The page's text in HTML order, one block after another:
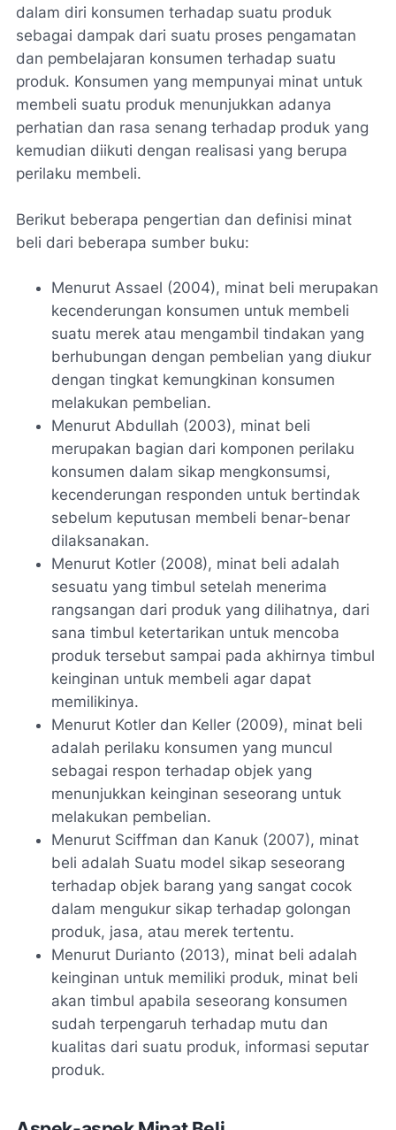
dalam diri konsumen terhadap suatu produk
sebagai dampak dari suatu proses pengamatan
dan pembelajaran konsumen terhadap suatu
produk. Konsumen yang mempunyai minat untuk
membeli suatu produk menunjukkan adanya
perhatian dan rasa senang terhadap produk yang
kemudian diikuti dengan realisasi yang berupa
perilaku membeli.
Berikut beberapa pengertian dan definisi minat
beli dari beberapa sumber buku:
Menurut Assael (2004), minat beli merupakan
kecenderungan konsumen untuk membeli
suatu merek atau mengambil tindakan yang
berhubungan dengan pembelian yang diukur
dengan tingkat kemungkinan konsumen
melakukan pembelian.
Menurut Abdullah (2003), minat beli
merupakan bagian dari komponen perilaku
konsumen dalam sikap mengkonsumsi,
kecenderungan responden untuk bertindak
sebelum keputusan membeli benar-benar
dilaksanakan.
Menurut Kotler (2008), minat beli adalah
sesuatu yang timbul setelah menerima
rangsangan dari produk yang dilihatnya, dari
sana timbul ketertarikan untuk mencoba
produk tersebut sampai pada akhirnya timbul
keinginan untuk membeli agar dapat
memilikinya.
Menurut Kotler dan Keller (2009), minat beli
adalah perilaku konsumen yang muncul
sebagai respon terhadap objek yang
menunjukkan keinginan seseorang untuk
melakukan pembelian.
Menurut Sciffman dan Kanuk (2007), minat
beli adalah Suatu model sikap seseorang
terhadap objek barang yang sangat cocok
dalam mengukur sikap terhadap golongan
produk, jasa, atau merek tertentu.
Menurut Durianto (2013), minat beli adalah
keinginan untuk memiliki produk, minat beli
akan timbul apabila seseorang konsumen
sudah terpengaruh terhadap mutu dan
kualitas dari suatu produk, informasi seputar
produk.